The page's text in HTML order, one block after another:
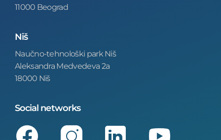
11000 Beograd
Niš
Naučno-tehnološki park Niš
Aleksandra Medvedeva 2a
18000 Niš
Social networks
Facebook Instagram LinkedIn